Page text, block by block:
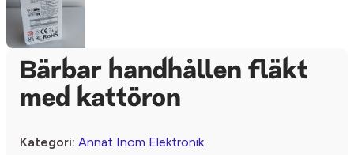
Bärbar handhållen fläkt
med kattöron
Kategori: Annat Inom Elektronik